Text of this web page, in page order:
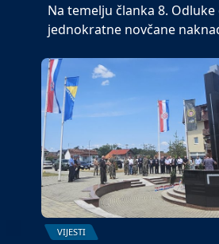
Na temelju članka 8.
jednokratne novčane
VIJESTI